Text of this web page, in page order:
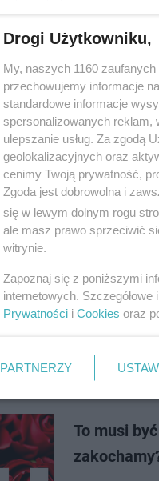
Wielorybie
Chociaż może to
perfum to
zastanawia się
Z inicjatywy
oraz Szkołą
j.polskiego.
To musi
Drogi Użytkowniku,
My, naszych 1160
przechowujemy informacje
standardowe informacje
spersonalizowanych reklam,
ulepszanie usług. Za zgodą
geolokalizacyjnych oraz
cenimy Twoją prywatność,
Zgoda jest dobrowolna i
się w lewym dolnym rogu
ale masz prawo sprzeciwić
witrynie.
Zapoznaj się z poniższymi
internetowych.
Prywatności i Cookies oraz
PARTNERZY